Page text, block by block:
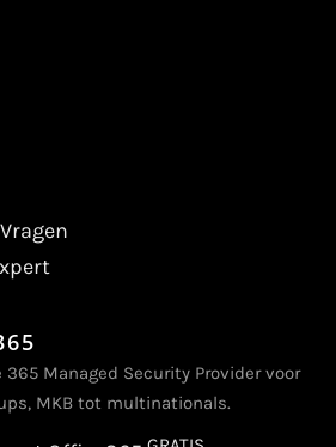
365 Managed Security Provider voor
MKB tot multinationals.